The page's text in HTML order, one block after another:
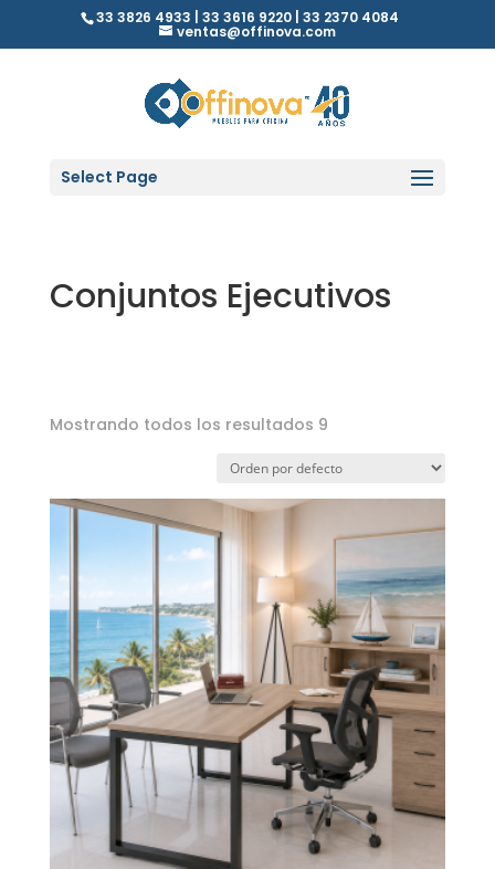
33 3826 4933 | 33 3616 9220 | 33 2370 4084
ventas@offinova.com
Select Page
Conjuntos Ejecutivos
Mostrando todos los resultados 9